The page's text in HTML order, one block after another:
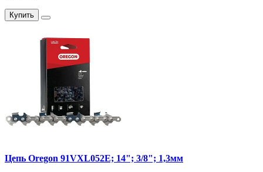
Купить
Цепь Oregon 91VXL052E; 14"; 3/8"; 1,3мм